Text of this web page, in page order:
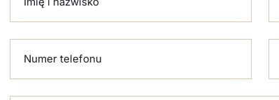
Numer telefonu